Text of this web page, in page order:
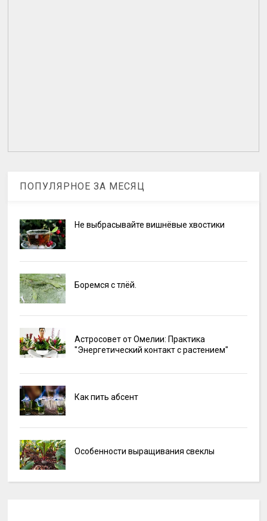
ПОПУЛЯРНОЕ ЗА МЕСЯЦ
Не выбрасывайте вишнёвые хвостики
Боремся с тлёй.
Астросовет от Омелии: Практика
"Энергетический контакт с растением"
Как пить абсент
Особенности выращивания свеклы